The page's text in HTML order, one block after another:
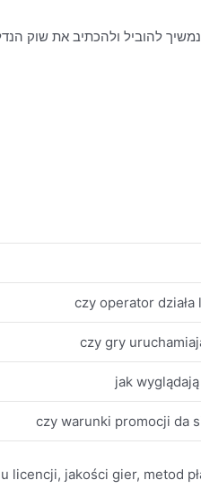
להוביל ולהכתיב את שוק
czy operator
czy gry
jak
czy warunki promocji da
jakości gier, metod